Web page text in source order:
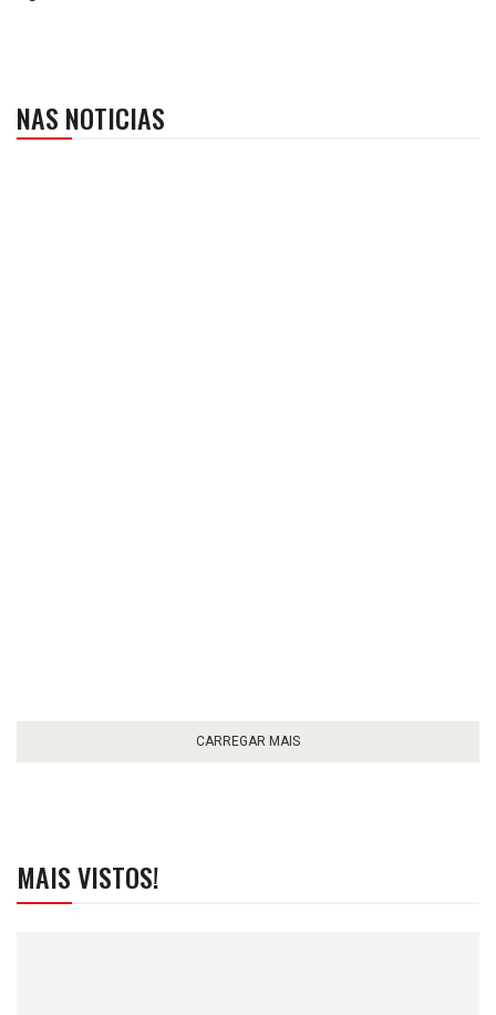
NAS NOTICIAS
CARREGAR MAIS
MAIS VISTOS!